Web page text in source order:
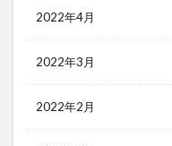
2022年4月
2022年3月
2022年2月